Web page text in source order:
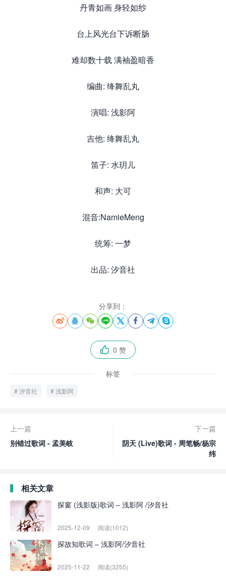
丹青如画 身轻如纱
台上风光台下诉断肠
难却数十载 满袖盈暗香
编曲: 绛舞乱丸
演唱: 浅影阿
吉他: 绛舞乱丸
笛子: 水玥儿
和声: 大可
混音:NamieMeng
统筹: 一梦
出品: 汐音社
分享到：
       
 0 赞
标签
汐音社 浅影阿
上一篇
别错过歌词 - 孟美岐
下一篇
阴天 (Live)歌词 - 周笔畅/杨宗
纬
相关文章
探窗 (浅影版)歌词 – 浅影阿 /汐音社
2025-12-09 阅读(1012)
探故知歌词 – 浅影阿/汐音社
2025-11-22 阅读(3255)